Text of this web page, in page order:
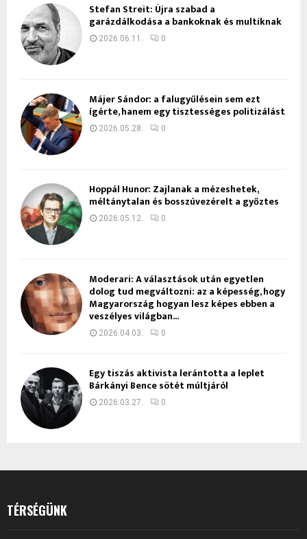
Stefan Streit: Újra szabad a
garázdálkodása a bankoknak és multiknak
2026.06.11. 0
Májer Sándor: a falugyűlésein sem ezt
ígérte, hanem egy tisztességes politizálást
2026.05.28. 0
Hoppál Hunor: Zajlanak a mézeshetek,
méltánytalan és bosszúvezérelt a győztes
2026.05.12. 0
Moderari: A választások után egyetlen
dolog tud megváltozni: az a képesség, hogy
Magyarország hogyan lesz képes ebben a
veszélyes világban...
2026.04.03. 0
Egy tiszás aktivista lerántotta a leplet
Bárkányi Bence sötét múltjáról
2026.03.27. 0
TÉRSÉGÜNK